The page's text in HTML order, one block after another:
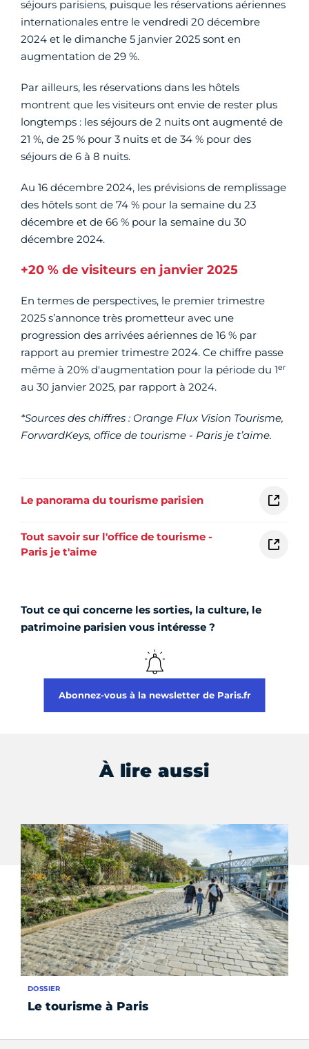
séjours parisiens, puisque les réservations aériennes
internationales entre le vendredi 20 décembre
2024 et le dimanche 5 janvier 2025 sont en
augmentation de 29 %.
Par ailleurs, les réservations dans les hôtels
montrent que les visiteurs ont envie de rester plus
longtemps : les séjours de 2 nuits ont augmenté de
21 %, de 25 % pour 3 nuits et de 34 % pour des
séjours de 6 à 8 nuits.
Au 16 décembre 2024, les prévisions de remplissage
des hôtels sont de 74 % pour la semaine du 23
décembre et de 66 % pour la semaine du 30
décembre 2024.
+20 % de visiteurs en janvier 2025
En termes de perspectives, le premier trimestre
2025 s’annonce très prometteur avec une
progression des arrivées aériennes de 16 % par
rapport au premier trimestre 2024. Ce chiffre passe
même à 20% d'augmentation pour la période du 1er
au 30 janvier 2025, par rapport à 2024.
*Sources des chiffres : Orange Flux Vision Tourisme,
ForwardKeys, office de tourisme - Paris je t’aime.
Le panorama du tourisme parisien
Tout savoir sur l'office de tourisme -
Paris je t'aime
Tout ce qui concerne les sorties, la culture, le
patrimoine parisien vous intéresse ?
Abonnez-vous à la newsletter de Paris.fr
À lire aussi
Le tourisme à Paris
DOSSIER